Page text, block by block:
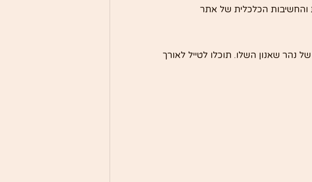
והחשיבות הכלכלית של אתר
נהר שאנון השלו. תוכלו לטייל לאורך